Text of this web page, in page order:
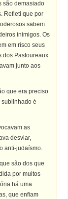
são demasiado
Refleti que por
sabem
inimigos. Os
em risco seus
dos Pastoureaux
junto aos
que era preciso
sublinhado é
as
desviar,
anti-judaísmo.
são dos que
por muitos
há uma
que enfiam